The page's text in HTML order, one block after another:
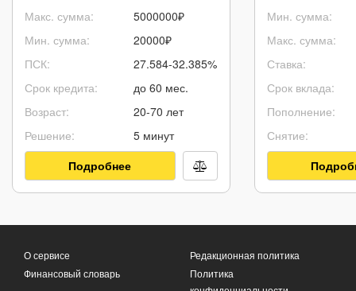
Макс. сумма:
Мин. сумма:
ПСК:
Срок кредита:
Возраст:
Решение:
5000000₽
20000₽
27.584-32.385%
до 60 мес.
20-70 лет
5 минут
Подробнее
Мин. сумма:
Макс. сумма:
Ставка:
Срок вклада:
Пополнение:
Снятие:
О сервисе
Финансовый словарь
Редакционная политика
Политика